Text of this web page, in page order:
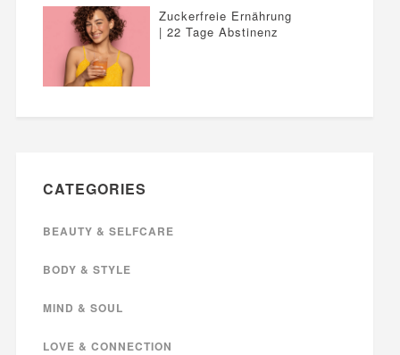
Zuckerfreie Ernährung
| 22 Tage Abstinenz
CATEGORIES
BEAUTY & SELFCARE
BODY & STYLE
MIND & SOUL
LOVE & CONNECTION